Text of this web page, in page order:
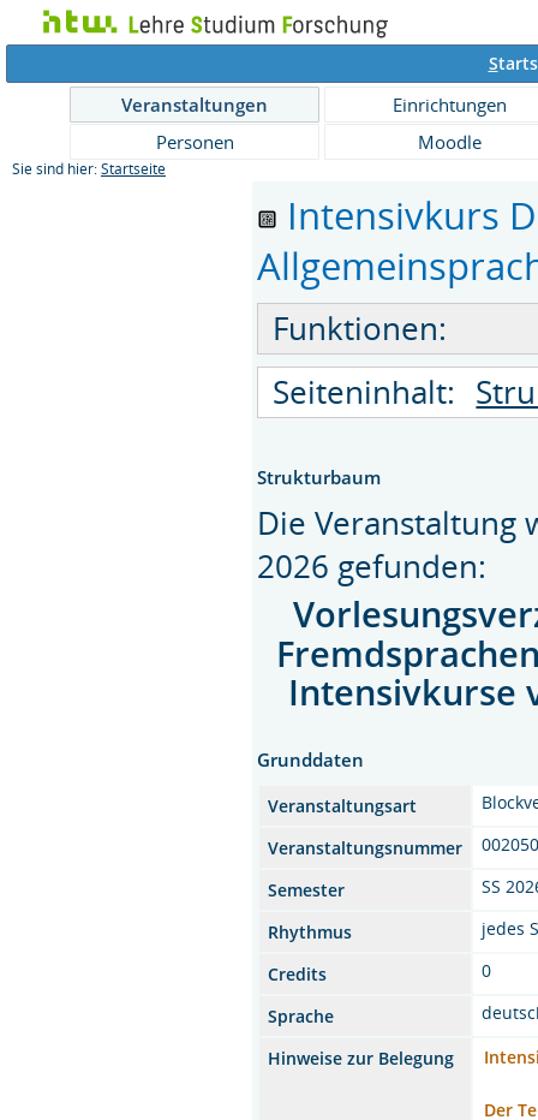
S
Veranstaltungen
Einrichtungen
Personen
Moodle
Sie sind hier: Startseite
Intensivkurs
Funktionen:
Seiteninhalt:
Strukturbaum
Die Veranstaltung
2026 gefunden:
Intensivkurse
Grunddaten
Veranstaltungsart
Veranstaltungsnummer
Semester
SS
Rhythmus
jedes
Credits
0
Sprache
Hinweise zur Belegung
Der